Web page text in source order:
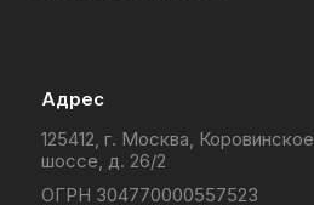
Адрес
125412, г. Москва, Коровинское
шоссе, д. 26/2
ОГРН 304770000557523